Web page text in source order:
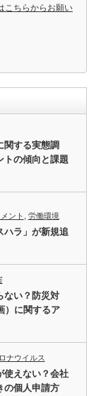
こちらからお願い
関する実態調
トの傾向と課題
ント 労働環境
ハラ」が新規追
ない？防災対
）に関するア
ナウイルス
使えない？会社
の個人申請方